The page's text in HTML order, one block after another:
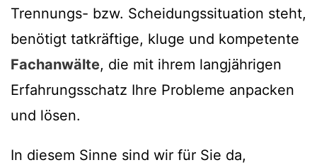
Trennungs- bzw. Scheidungssituation steht,
benötigt tatkräftige, kluge und kompetente
Fachanwälte, die mit ihrem langjährigen
Erfahrungsschatz Ihre Probleme anpacken
und lösen.
In diesem Sinne sind wir für Sie da,